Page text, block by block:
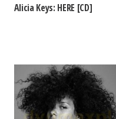
Alicia Keys: HERE [CD]